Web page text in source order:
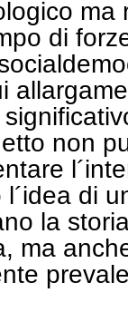
ma
di
non
di
la
ma